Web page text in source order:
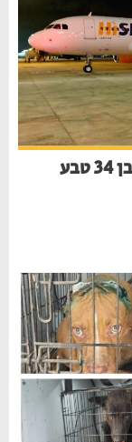
טרגדיה בקפריסין: תושב ירושלים בן 34 טבע